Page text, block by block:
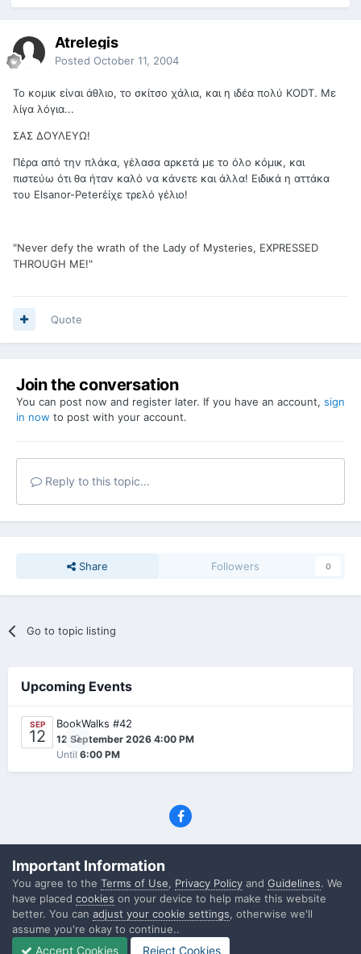
Atrelegis
Posted October 11, 2004
To κομικ είναι άθλιο, το σκίτσο χάλια, και η ιδέα πολύ KODT. Με
λίγα λόγια...
ΣΑΣ ΔΟΥΛΕΥΩ!
Πέρα από την πλάκα, γέλασα αρκετά με το όλο κόμικ, και
πιστεύω ότι θα ήταν καλό να κάνετε και άλλα! Ειδικά η αττάκα
του Elsanor-Peterέίχε τρελό γέλιο!
"Never defy the wrath of the Lady of Mysteries, EXPRESSED
THROUGH ME!"
Quote
Join the conversation
You can post now and register later. If you have an account, sign
in now to post with your account.
Reply to this topic...
Share Followers 0
Go to topic listing
Upcoming Events
SEP
12 0
BookWalks #42
12 September 2026 4:00 PM
Until 6:00 PM
(C) SFF.gr, All rights reserved
Powered by Invision Community
Important Information
You agree to the Terms of Use, Privacy Policy and Guidelines. We
have placed cookies on your device to help make this website
better. You can adjust your cookie settings, otherwise we'll
assume you're okay to continue..
Accept Cookies Reject Cookies